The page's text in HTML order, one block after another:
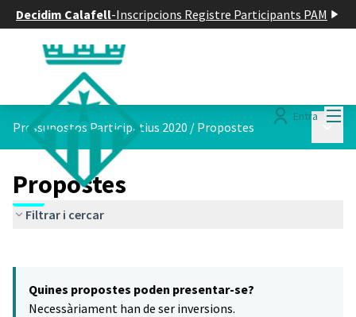
Decidim Calafell-Inscripcions Registre Participants PAM
Entra
Pressupostos Participatius 2020 / Propostes
Propostes
Filtrar i cercar
−
Quines propostes poden presentar-se?
Necessàriament han de ser inversions.